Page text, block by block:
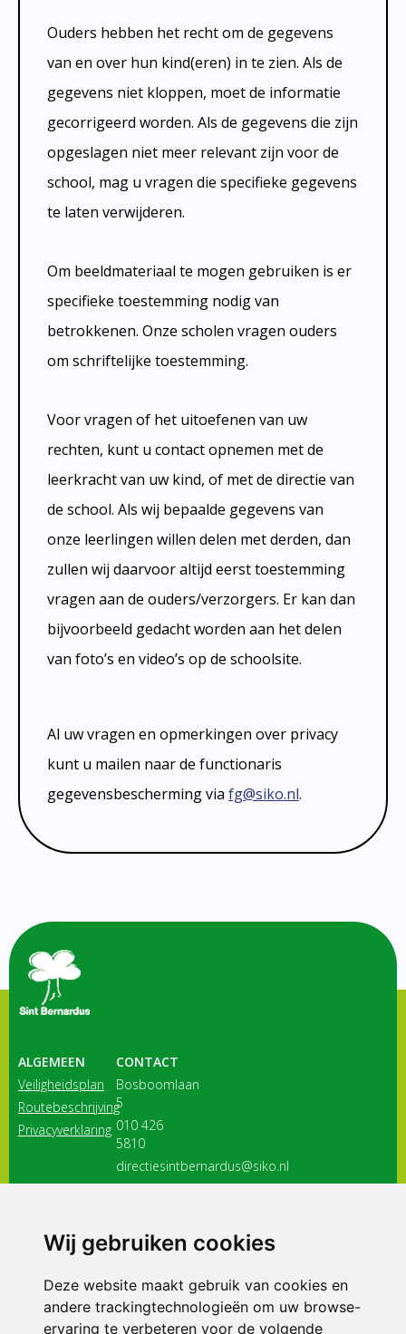
Wij gebruiken cookies
Deze website maakt gebruik van cookies en
andere trackingtechnologieën om uw browse-
ervaring te verbeteren voor de volgende
Ouders hebben het recht om de gegevens
van en over hun kind(eren) in te zien. Als de
gegevens niet kloppen, moet de informatie
gecorrigeerd worden. Als de gegevens die zijn
opgeslagen niet meer relevant zijn voor de
school, mag u vragen die specifieke gegevens
te laten verwijderen.
Om beeldmateriaal te mogen gebruiken is er
specifieke toestemming nodig van
betrokkenen. Onze scholen vragen ouders
om schriftelijke toestemming.
Voor vragen of het uitoefenen van uw
rechten, kunt u contact opnemen met de
leerkracht van uw kind, of met de directie van
de school. Als wij bepaalde gegevens van
onze leerlingen willen delen met derden, dan
zullen wij daarvoor altijd eerst toestemming
vragen aan de ouders/verzorgers. Er kan dan
bijvoorbeeld gedacht worden aan het delen
van foto’s en video’s op de schoolsite.
Al uw vragen en opmerkingen over privacy
kunt u mailen naar de functionaris
gegevensbescherming via fg@siko.nl.
ALGEMEEN
Veiligheidsplan
Routebeschrijving
Privacyverklaring
CONTACT
Bosboomlaan
5
010 426
5810
directiesintbernardus@siko.nl
3116 JB
ONDERDEEL VAN